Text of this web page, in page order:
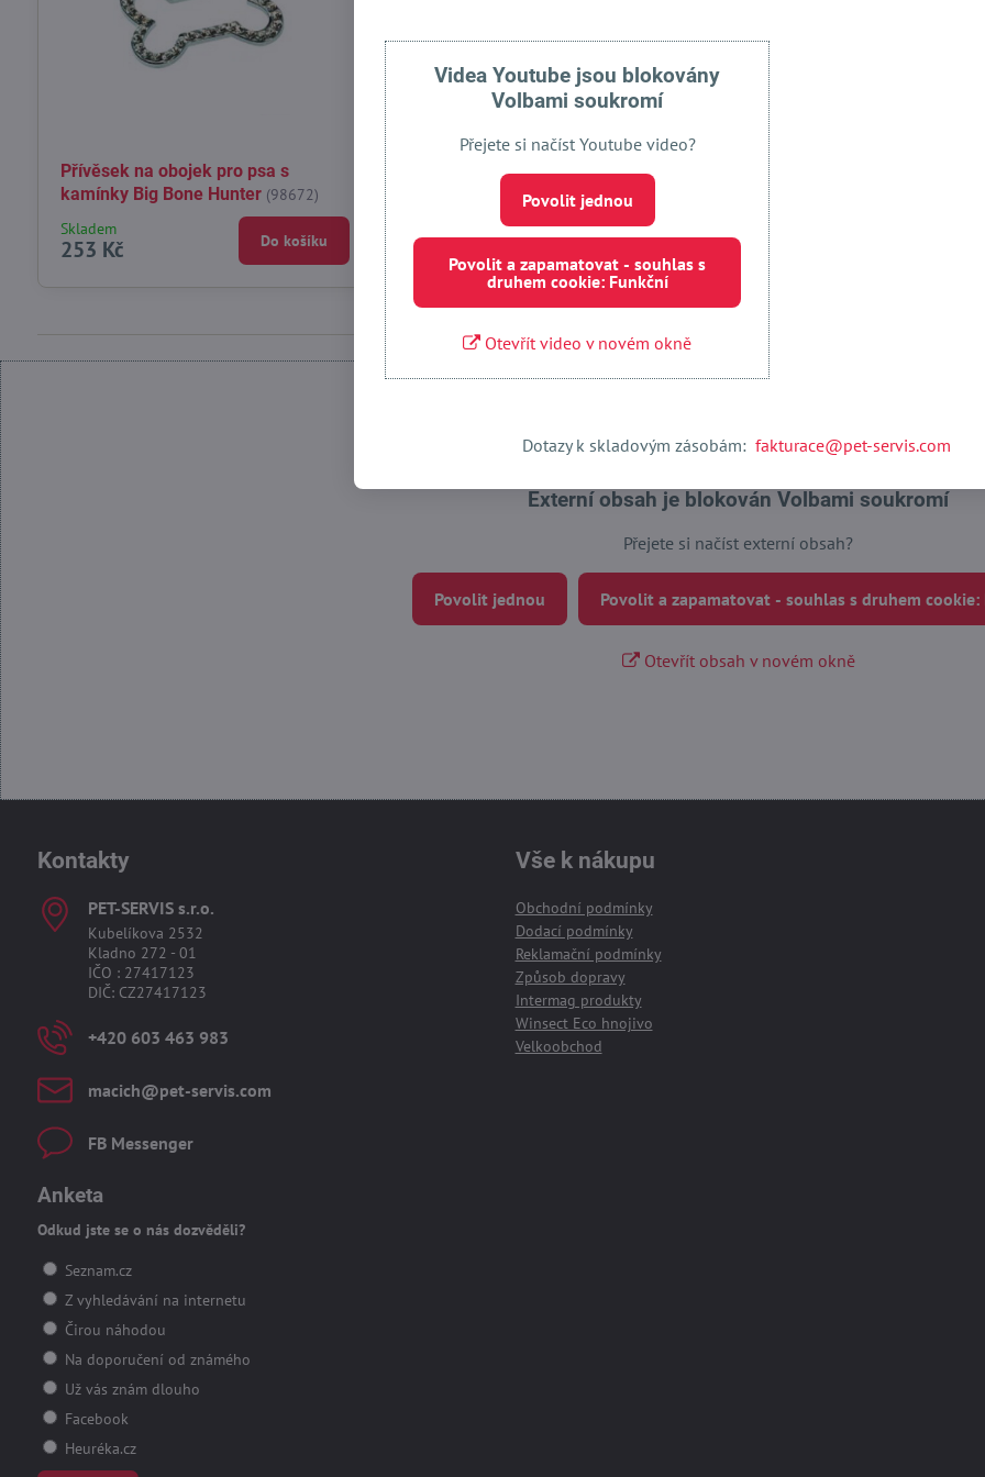
Přívěsek na obojek pro psa s
kamínky Big Bone Hunter (98672)
Skladem
253 Kč Do košíku
Přívěsek pro psa s kamínkem Heart
76 Kč Do košíku
Přívěsek s kamínky Swarovski
klíče. Hunter
Skladem
183 Kč
Externí obsah je blokován Volbami soukromí
Přejete si načíst externí obsah?
Povolit jednou Povolit a zapamatovat - souhlas s druhem cookie:
Otevřít obsah v novém okně
Kontakty
PET-SERVIS s​.r​.o​.
Kubelíkova 2532
Kladno 272 - 01
IČO : 27417123
DIČ: CZ27417123
+420 603 463 983
macich​@pet-servis​.com
FB Messenger
Anketa
Odkud jste se o nás dozvěděli?
Seznam.cz
Z vyhledávání na internetu
Čirou náhodou
Na doporučení od známého
Už vás znám dlouho
Facebook
Heuréka.cz
Vše k nákupu
Obchodní podmínky
Dodací podmínky
Reklamační podmínky
Způsob dopravy
Intermag produkty
Winsect Eco hnojivo
Velkoobchod
Videa Youtube jsou blokovány
Volbami soukromí
Přejete si načíst Youtube video?
Povolit jednou
Povolit a zapamatovat - souhlas s
druhem cookie: Funkční
Otevřít video v novém okně
Dotazy k skladovým zásobám:fakturace@pet-servis.com